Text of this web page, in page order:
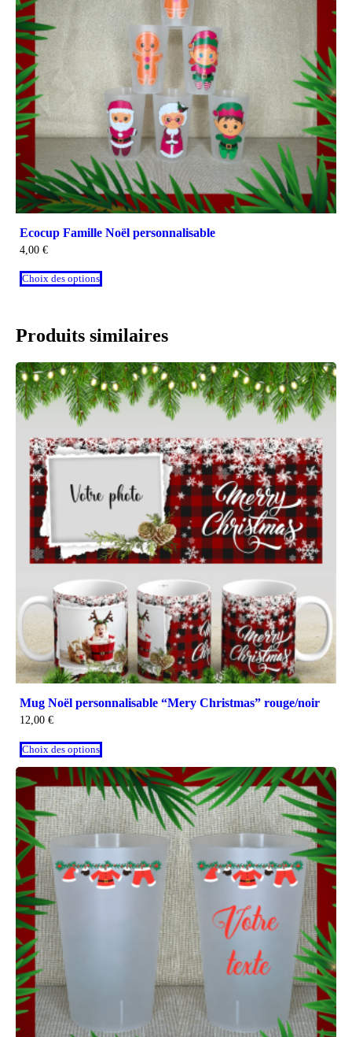
Ecocup Famille Noël personnalisable
4,00 €
Choix des options
Produits similaires
Mug Noël personnalisable “Mery Christmas” rouge/noir
12,00 €
Choix des options